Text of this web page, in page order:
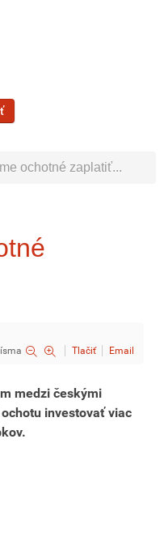
ochotné zaplatiť...
Tlačiť Email
medzi českými
investovať viac